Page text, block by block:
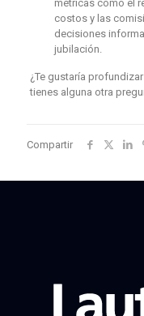
métricas como el
costos y las
decisiones
jubilación.
¿Te gustaría
tienes alguna otra
Compartir